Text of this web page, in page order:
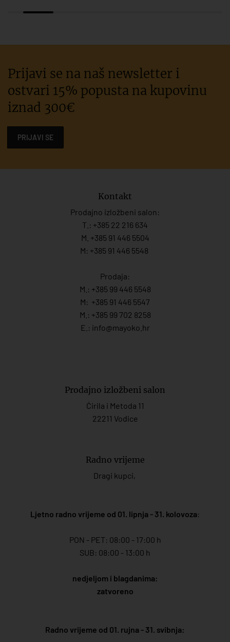
Prijavi se na naš newsletter i
ostvari 15% popusta na kupovinu
iznad 300€
PRIJAVI SE
Kontakt
Prodajno izložbeni salon:
T.: +385 22 216 634
M. +385 91 446 5504
M: +385 91 446 5548
Prodaja:
M.: +385 99 446 5548
M: +385 91 446 5547
M.: +385 99 702 8258
E.: info@mayoko. hr
Prodajno izložbeni salon
Ćirila i Metoda 11
22211 Vodice
Radno vrijeme
Dragi kupci,
Ljetno radno vrijeme od 01. lipnja - 31. kolovoza:
PON - PET: 08:00 - 17:00 h
SUB: 08:00 - 13:00 h
nedjeljom i blagdanima:
zatvoreno
Radno vrijeme od 01. rujna - 31. svibnja: